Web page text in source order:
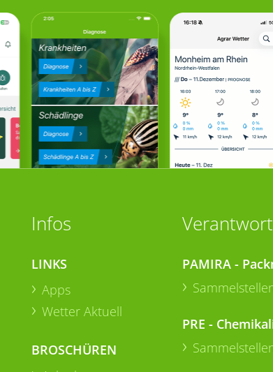
Infos
LINKS
Apps
Wetter Aktuell
BROSCHÜREN
PAMIRA -
PRE -